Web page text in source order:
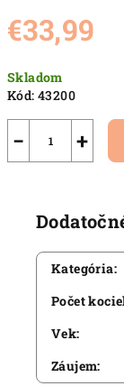
€33,99
cena:
Skladom
Kód: 43200
+
−
Kategória:
Počet
Vek:
Záujem: